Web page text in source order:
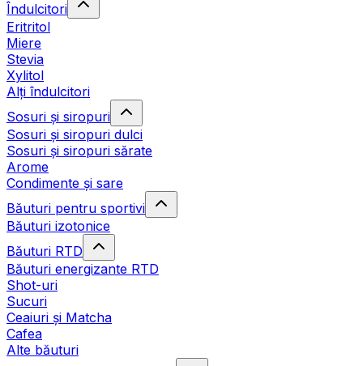
Îndulcitori
Eritritol
Miere
Stevia
Xylitol
Alți îndulcitori
Sosuri și siropuri
Sosuri și siropuri dulci
Sosuri și siropuri sărate
Arome
Condimente și sare
Băuturi pentru sportivi
Băuturi izotonice
Băuturi RTD
Băuturi energizante RTD
Shot-uri
Sucuri
Ceaiuri și Matcha
Cafea
Alte băuturi